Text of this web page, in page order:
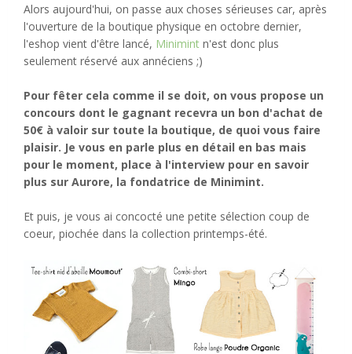
Alors aujourd'hui, on passe aux choses sérieuses car, après
l'ouverture de la boutique physique en octobre dernier,
l'eshop vient d'être lancé, Minimint n'est donc plus
seulement réservé aux annéciens ;)
Pour fêter cela comme il se doit, on vous propose un
concours dont le gagnant recevra un bon d'achat de
50€ à valoir sur toute la boutique, de quoi vous faire
plaisir. Je vous en parle plus en détail en bas mais
pour le moment, place à l'interview pour en savoir
plus sur Aurore, la fondatrice de Minimint.
Et puis, je vous ai concocté une petite sélection coup de
coeur, piochée dans la collection printemps-été.